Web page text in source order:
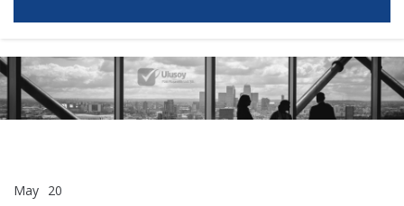
May 20